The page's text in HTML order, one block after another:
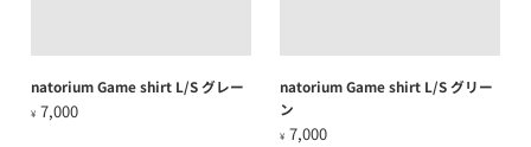
natorium Game shirt L/S グレー
¥ 7,000
natorium Game shirt L/S グリー
ン
¥ 7,000